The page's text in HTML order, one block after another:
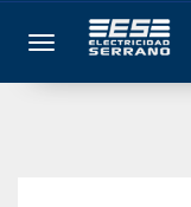
Toggle navigation